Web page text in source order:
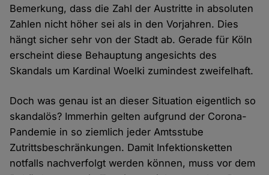
Bemerkung, dass die Zahl der Austritte in absoluten
Zahlen nicht höher sei als in den Vorjahren. Dies
hängt sicher sehr von der Stadt ab. Gerade für Köln
erscheint diese Behauptung angesichts des
Skandals um Kardinal Woelki zumindest zweifelhaft.
Doch was genau ist an dieser Situation eigentlich so
skandalös? Immerhin gelten aufgrund der Corona-
Pandemie in so ziemlich jeder Amtsstube
Zutrittsbeschränkungen. Damit Infektionsketten
notfalls nachverfolgt werden können, muss vor dem